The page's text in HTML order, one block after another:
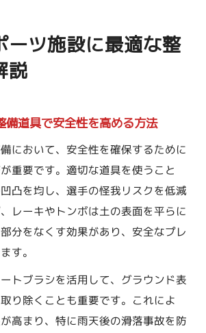
ーツ施設に最適な整
説
備道具で安全性を高める方法
において、安全性を確保するために
重要です。適切な道具を使うこと
凸を均し、選手の怪我リスクを低減
レーキやトンボは土の表面を平らに
分をなくす効果があり、安全なプレ
す。
トブラシを活用して、グラウンド表
り除くことも重要です。これによ
高まり、特に雨天後の滑落事故を防